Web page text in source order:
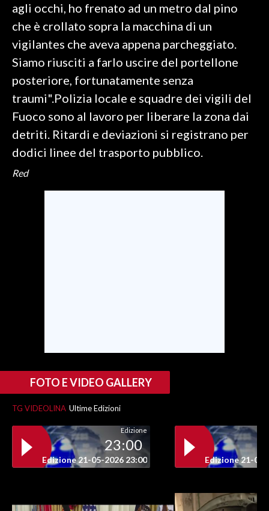
#CARAUNIONE
3 MINUTI CON
INFO AZIENDE
ABBONATI
ANNUNCI
agli occhi, ho frenato ad un metro dal pino
che è crollato sopra la macchina di un
vigilantes che aveva appena parcheggiato.
Siamo riusciti a farlo uscire del portellone
posteriore, fortunatamente senza
traumi".Polizia locale e squadre dei vigili del
Fuoco sono al lavoro per liberare la zona dai
detriti. Ritardi e deviazioni si registrano per
dodici linee del trasporto pubblico.
Red
FOTO E VIDEO GALLERY
TG VIDEOLINA Ultime Edizioni
Edizione
23:00
Edizione 21-05-2026 23:00 Edizione 21-05-